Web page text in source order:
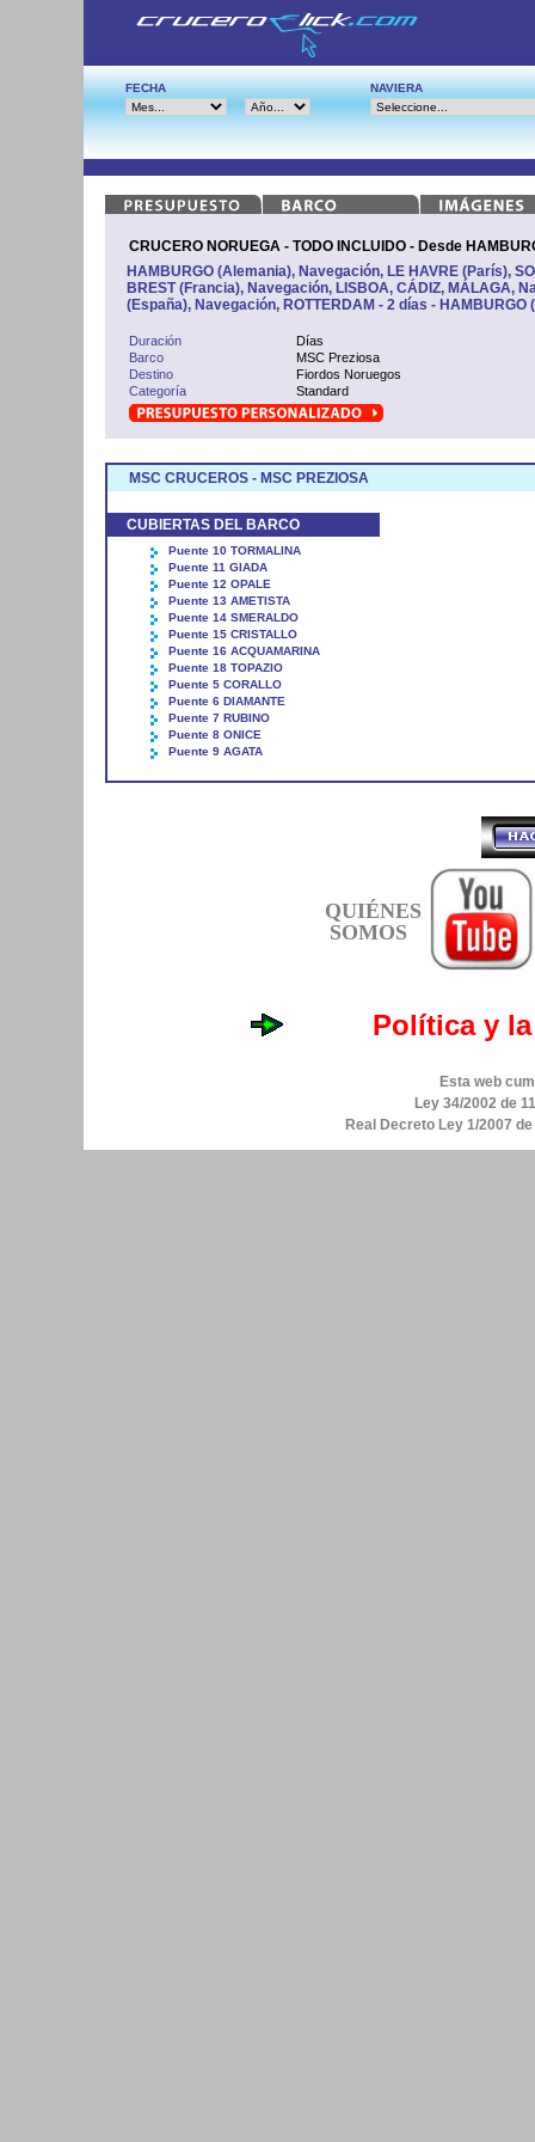
FECHA NAVIERA
CRUCERO NORUEGA - TODO INCLUIDO - Desde
HAMBURGO (Alemania), Navegación, LE HAVRE (París),
BREST (Francia), Navegación, LISBOA, CÁDIZ, MÁLAGA,
(España), Navegación, ROTTERDAM - 2 días - HAMBURGO
Duración
Días
Barco
MSC Preziosa
Destino
Fiordos Noruegos
Categoría
Standard
MSC CRUCEROS - MSC PREZIOSA
CUBIERTAS DEL BARCO
Puente 10 TORMALINA
Puente 11 GIADA
Puente 12 OPALE
Puente 13 AMETISTA
Puente 14 SMERALDO
Puente 15 CRISTALLO
Puente 16 ACQUAMARINA
Puente 18 TOPAZIO
Puente 5 CORALLO
Puente 6 DIAMANTE
Puente 7 RUBINO
Puente 8 ONICE
Puente 9 AGATA
QUIÉNES
SOMOS
Política y
Esta web
Ley 34/2002 de
Real Decreto Ley 1/2007